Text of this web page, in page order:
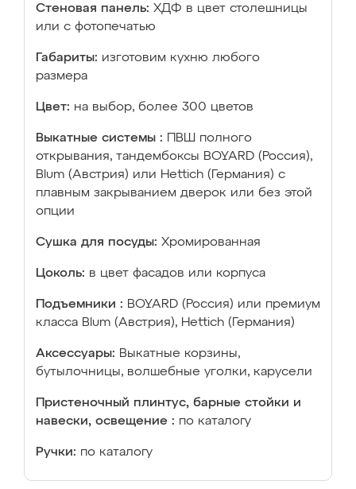
Стеновая панель: ХДФ в цвет столешницы
или с фотопечатью
Габариты: изготовим кухню любого
размера
Цвет: на выбор, более 300 цветов
Выкатные системы :
ПВШ полного
открывания, тандембоксы BOYARD (Россия),
Blum (Австрия) или Hettich (Германия) с
плавным закрыванием дверок или без этой
опции
Сушка для посуды: Хромированная
Цоколь: в цвет фасадов или корпуса
Подъемники : BOYARD (Россия) или премиум
класса Blum (Австрия), Hettich (Германия)
Аксессуары: Выкатные корзины,
бутылочницы, волшебные уголки, карусели
Пристеночный плинтус, барные стойки и
навески, освещение : по каталогу
Ручки: по каталогу